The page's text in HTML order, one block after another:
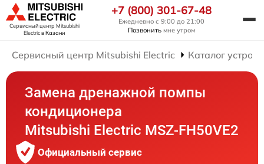
Сервисный центр Mitsubishi
Electricв Казани
+7 (800) 301-67-48
Ежедневно с 9:00 до 21:00
Позвонить мне утром
Сервисный центр Mitsubishi Electric Каталог
Замена дренажной помпы
кондиционера
Mitsubishi Electric MSZ-FH50VE2
Официальный сервис